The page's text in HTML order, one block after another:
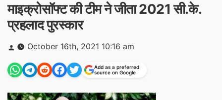
माइक्रोसॉफ्ट की टीम ने जीता 2021 सी.के.
प्रहलाद पुरस्कार
Posted
by
October 16th, 2021 10:16 am
Add as a preferred
source on Google